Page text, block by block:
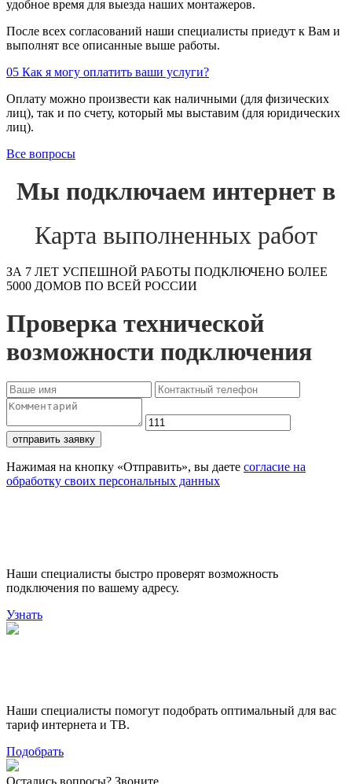
удобное время для выезда наших монтажеров.
После всех согласований наши специалисты приедут к Вам и
выполнят все описанные выше работы.
05 Как я могу оплатить ваши услуги?
Оплату можно произвести как наличными (для физических
лиц), так и по счету, который мы выставим (для юридических
лиц).
Все вопросы
Мы подключаем интернет в
Карта выполненных работ
ЗА 7 ЛЕТ УСПЕШНОЙ РАБОТЫ ПОДКЛЮЧЕНО БОЛЕЕ
5000 ДОМОВ ПО ВСЕЙ РОССИИ
Проверка технической
возможности подключения
отправить заявку
Нажимая на кнопку «Отправить», вы даете согласие на
обработку своих персональных данных
Наши специалисты быстро проверят возможность
подключения по вашему адресу.
Узнать
Наши специалисты помогут подобрать оптимальный для вас
тариф интернета и ТВ.
Подобрать
Остались вопросы? Звоните